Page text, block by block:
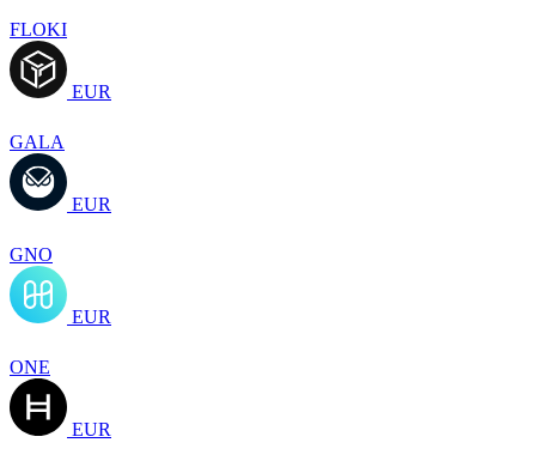
FLOKI
EUR
GALA
EUR
GNO
EUR
ONE
EUR